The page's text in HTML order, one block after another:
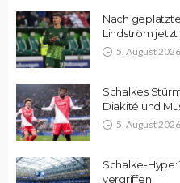
Nach
Lindström
5. August 2026
Schalkes
Diakité und
5. August 2026
Schalke-Hype:
vergriffen